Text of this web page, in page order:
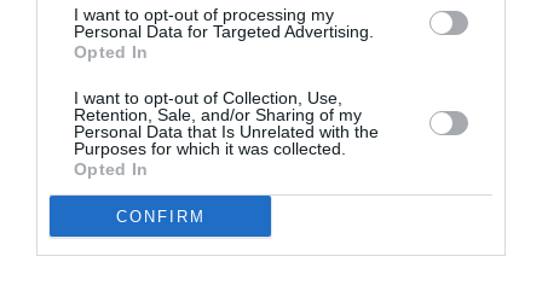
I want to opt-out of processing my
Personal Data for Targeted Advertising.
Opted In
I want to opt-out of Collection, Use,
Retention, Sale, and/or Sharing of my
Personal Data that Is Unrelated with the
Purposes for which it was collected.
Opted In
CONFIRM
ΕΙΚΑΣΤΙΚΕΣ ΕΚΘΕΣΕΙΣ
ΕΚΘΕΣΗ ΖΩΓΡΑΦΙΚΗΣ
ΖΩΓΡΑΦΙΚΗ
Newsletter
Κάθε βδομάδα στο e-mail σας τα τελευταία νέα για
την Τέχνη και τον Πολιτισμό!